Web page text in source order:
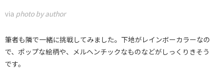
via photo by author
筆者も隣で一緒に挑戦してみました。下地がレインボーカラーなの
で、ポップな絵柄や、メルヘンチックなものなどがしっくりきそう
です。